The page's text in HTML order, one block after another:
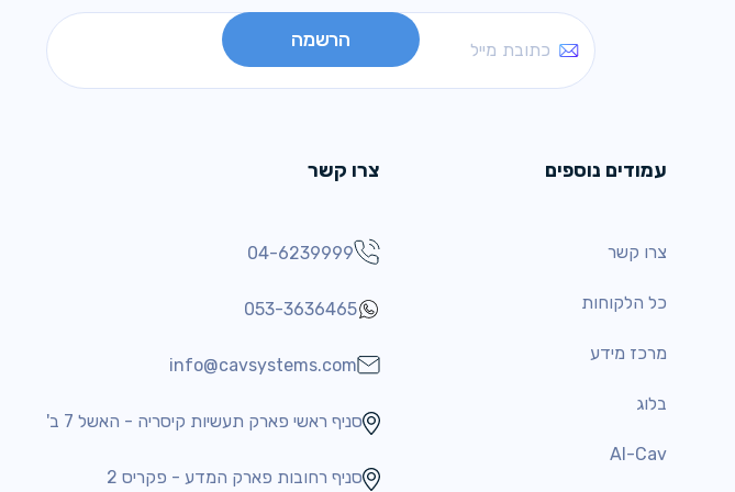
עמודים נוספים
צרו קשר
כל הלקוחות
מרכז מידע
בלוג
AI-Cav
צרו קשר
04-6239999
053-3636465
info@cavsystems.com
סניף ראשי פארק תעשיות קיסריה - האשל 7 ב'
סניף רחובות פארק המדע - פקריס 2